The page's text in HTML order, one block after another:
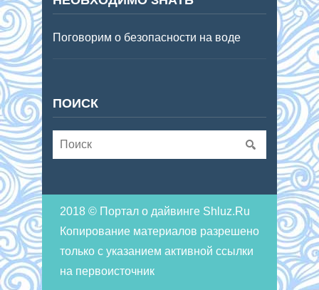
Поговорим о безопасности на воде
ПОИСК
2018 © Портал о дайвинге Shluz.Ru
Копирование материалов разрешено
только с указанием активной ссылки
на первоисточник